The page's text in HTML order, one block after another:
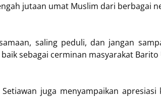
jutaan umat Muslim dari berbagai
saling peduli, dan jangan
sebagai cerminan masyarakat Barito
juga menyampaikan